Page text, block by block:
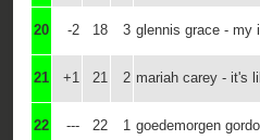
20 -2 18 3 glennis grace - my
21 +1 21 2 mariah carey - it's
22 --- 22 1 goedemorgen